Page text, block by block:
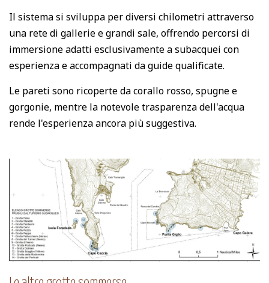
Il sistema si sviluppa per diversi chilometri attraverso
una rete di gallerie e grandi sale, offrendo percorsi di
immersione adatti esclusivamente a subacquei con
esperienza e accompagnati da guide qualificate.
Le pareti sono ricoperte da corallo rosso, spugne e
gorgonie, mentre la notevole trasparenza dell'acqua
rende l'esperienza ancora più suggestiva.